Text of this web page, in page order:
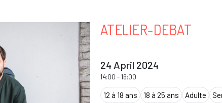
ATELIER-DEBAT
24 April 2024
14:00 -16:00
12 à 18 ans 18 à 25 ans Adulte